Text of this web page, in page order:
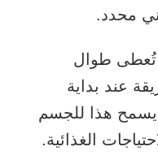
محدد.
تُعطى طوال
عند بداية
يسمح هذا للجسم
الغذائية.